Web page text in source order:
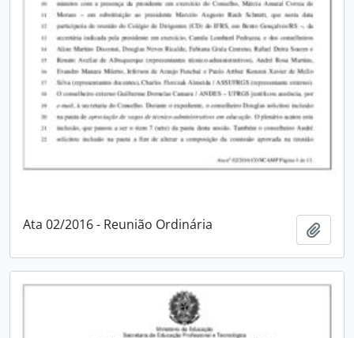
Ata 02/2016 - Reunião Ordinária